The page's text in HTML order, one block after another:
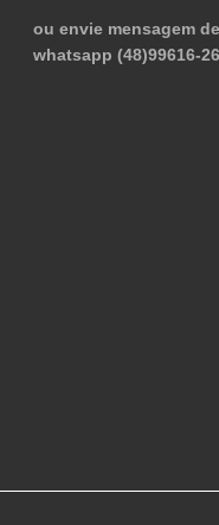
ou envie mensagem
whatsapp (48)99616-